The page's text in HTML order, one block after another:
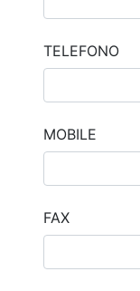
TELEFONO
MOBILE
FAX